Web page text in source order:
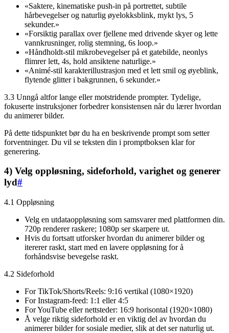
«Saktere, kinematiske push-in på portrettet, subtile
hårbevegelser og naturlig øyelokksblink, mykt lys, 5
sekunder.»
«Forsiktig parallax over fjellene med drivende skyer og lette
vannkrusninger, rolig stemning, 6s loop.»
«Håndholdt-stil mikrobevegelser på et gatebilde, neonlys
flimrer lett, 4s, hold ansiktene naturlige.»
«Animé-stil karakterillustrasjon med et lett smil og øyeblink,
flytende glitter i bakgrunnen, 6 sekunder.»
3.3 Unngå altfor lange eller motstridende prompter. Tydelige,
fokuserte instruksjoner forbedrer konsistensen når du lærer hvordan
du animerer bilder.
På dette tidspunktet bør du ha en beskrivende prompt som setter
forventninger. Du vil se teksten din i promptboksen klar for
generering.
4) Velg oppløsning, sideforhold, varighet og generer
lyd#
4.1 Oppløsning
Velg en utdataoppløsning som samsvarer med plattformen din.
720p renderer raskere; 1080p ser skarpere ut.
Hvis du fortsatt utforsker hvordan du animerer bilder og
itererer raskt, start med en lavere oppløsning for å
forhåndsvise bevegelse raskt.
4.2 Sideforhold
For TikTok/Shorts/Reels: 9:16 vertikal (1080×1920)
For Instagram-feed: 1:1 eller 4:5
For YouTube eller nettsteder: 16:9 horisontal (1920×1080)
Å velge riktig sideforhold er en viktig del av hvordan du
animerer bilder for sosiale medier, slik at det ser naturlig ut.